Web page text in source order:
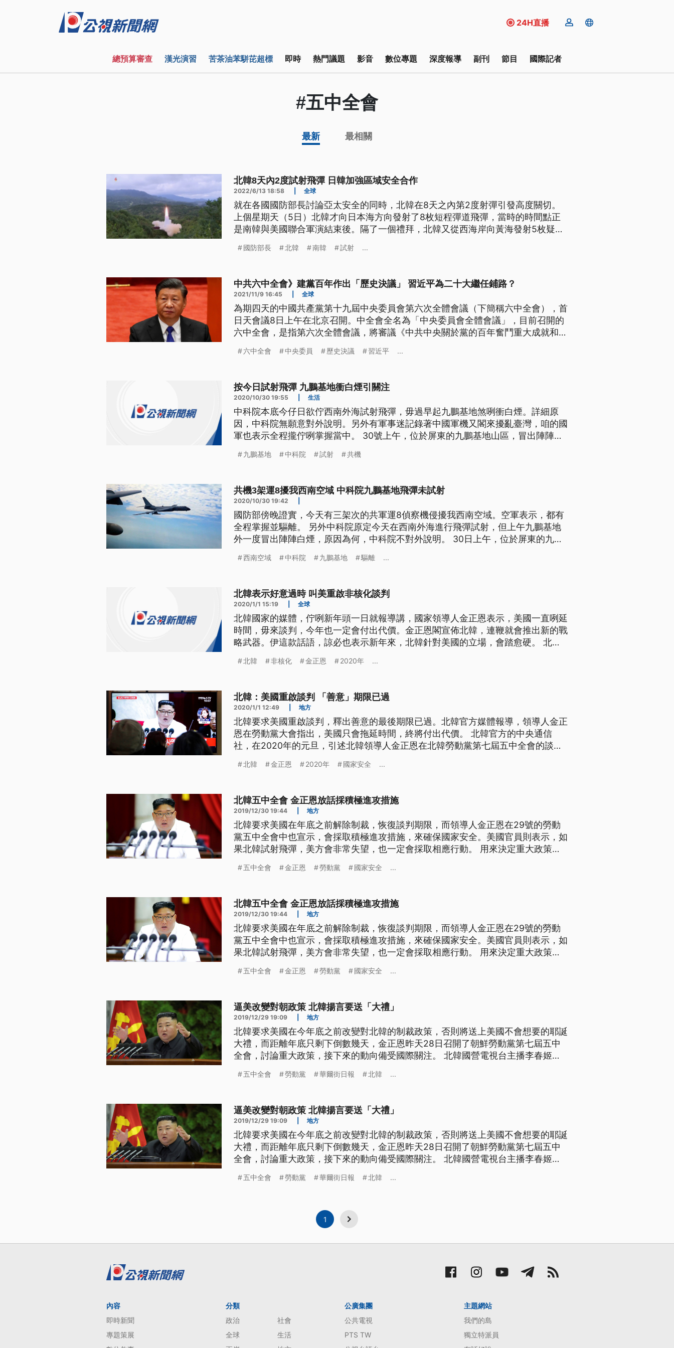
24H直播
總預算審查 漢光演習 苦茶油苯駢芘超標 即時 熱門議題 影音 數位專題 深度報導 副刊 節目 國際記者
#五中全會
最新 最相關
北韓8天內2度試射飛彈 日韓加強區域安全合作
2022/6/13 18:58 全球
就在各國國防部長討論亞太安全的同時，北韓在8天之內第2度射彈引發高度關切。
上個星期天（5日）北韓才向日本海方向發射了8枚短程彈道飛彈，當時的時間點正
是南韓與美國聯合軍演結束後。隔了一個禮拜，北韓又從西海岸向黃海發射5枚疑似
國防部長 北韓 南韓 試射 ...
中共六中全會》建黨百年作出「歷史決議」 習近平為二十大繼任鋪路？
2021/11/9 16:45 全球
為期四天的中國共產黨第十九屆中央委員會第六次全體會議（下簡稱六中全會），首
日天會議8日上午在北京召開。中全會全名為「中央委員會全體會議」，目前召開的
六中全會，是指第六次全體會議，將審議《中共中央關於黨的百年奮鬥重大成就和歷
六中全會 中央委員 歷史決議 習近平 ...
按今日試射飛彈 九鵬基地衝白煙引關注
2020/10/30 19:55 生活
中科院本底今仔日欲佇西南外海試射飛彈，毋過早起九鵬基地煞咧衝白煙。詳細原
因，中科院無願意對外說明。另外有軍事迷記錄著中國軍機又閣來擾亂臺灣，咱的國
軍也表示全程攏佇咧掌握當中。 30號上午，位於屏東的九鵬基地山區，冒出陣陣白
射結果，中科院保持低調，僅表示依公告為準，不對外說明。不過專家推測，會冒出
九鵬基地 中科院 試射 共機
共機3架運8擾我西南空域 中科院九鵬基地飛彈未試射
2020/10/30 19:42
國防部傍晚證實，今天有三架次的共軍運8偵察機侵擾我西南空域。空軍表示，都有
全程掌握並驅離。 另外中科院原定今天在西南外海進行飛彈試射，但上午九鵬基地
外一度冒出陣陣白煙，原因為何，中科院不對外說明。 30日上午，位於屏東的九鵬
關注。至於30日試射結果，中科院保持低調，僅表示依公告為準，不對外說明。不
西南空域 中科院 九鵬基地 驅離 ...
北韓表示好意過時 叫美重啟非核化談判
2020/1/1 15:19 全球
北韓國家的媒體，佇咧新年頭一日就報導講，國家領導人金正恩表示，美國一直咧延
時間，毋來談判，今年也一定會付出代價。金正恩閣宣佈北韓，連鞭就會推出新的戰
略武器。伊這款話語，諒必也表示新年來，北韓針對美國的立場，會踏愈硬。 北韓
屆五中全會的談話指出，美國錯過了2019年年底，重啟非核化談判與釋出善意的期
北韓 非核化 金正恩 2020年 ...
北韓：美國重啟談判 「善意」期限已過
2020/1/1 12:49 地方
北韓要求美國重啟談判，釋出善意的最後期限已過。北韓官方媒體報導，領導人金正
恩在勞動黨大會指出，美國只會拖延時間，終將付出代價。 北韓官方的中央通信
社，在2020年的元旦，引述北韓領導人金正恩在北韓勞動黨第七屆五中全會的談話
發展核武計畫，放棄停止核武測試與洲際彈道飛彈試射的承諾，全世界將見證北韓在
北韓 金正恩 2020年 國家安全 ...
北韓五中全會 金正恩放話採積極進攻措施
2019/12/30 19:44 地方
北韓要求美國在年底之前解除制裁，恢復談判期限，而領導人金正恩在29號的勞動
黨五中全會中也宣示，會採取積極進攻措施，來確保國家安全。美國官員則表示，如
果北韓試射飛彈，美方會非常失望，也一定會採取相應行動。 用來決定重大政策的
局勢，採取積極的進攻措施，確保國家主權與安全，是外交事務、軍火工業與軍事武
五中全會 金正恩 勞動黨 國家安全 ...
北韓五中全會 金正恩放話採積極進攻措施
2019/12/30 19:44 地方
北韓要求美國在年底之前解除制裁，恢復談判期限，而領導人金正恩在29號的勞動
黨五中全會中也宣示，會採取積極進攻措施，來確保國家安全。美國官員則表示，如
果北韓試射飛彈，美方會非常失望，也一定會採取相應行動。 用來決定重大政策的
局勢，採取積極的進攻措施，確保國家主權與安全，是外交事務、軍火工業與軍事武
五中全會 金正恩 勞動黨 國家安全 ...
逼美改變對朝政策 北韓揚言要送「大禮」
2019/12/29 19:09 地方
北韓要求美國在今年底之前改變對北韓的制裁政策，否則將送上美國不會想要的耶誕
大禮，而距離年底只剩下倒數幾天，金正恩昨天28日召開了朝鮮勞動黨第七屆五中
全會，討論重大政策，接下來的動向備受國際關注。 北韓國營電視台主播李春姬表
了。」 北韓官方媒體報導，這次五中全會主要將討論有關勞動黨和國家的鬥爭方
五中全會 勞動黨 華爾街日報 北韓 ...
逼美改變對朝政策 北韓揚言要送「大禮」
2019/12/29 19:09 地方
北韓要求美國在今年底之前改變對北韓的制裁政策，否則將送上美國不會想要的耶誕
大禮，而距離年底只剩下倒數幾天，金正恩昨天28日召開了朝鮮勞動黨第七屆五中
全會，討論重大政策，接下來的動向備受國際關注。 北韓國營電視台主播李春姬表
了。」 北韓官方媒體報導，這次五中全會主要將討論有關勞動黨和國家的鬥爭方
五中全會 勞動黨 華爾街日報 北韓 ...
1
內容
即時新聞
專題策展
分類
政治
社會
全球
生活
公廣集團
公共電視
PTS TW
主題網站
我們的島
獨立特派員